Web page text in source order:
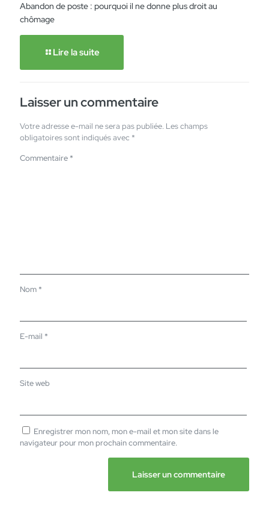
Abandon de poste : pourquoi il ne donne plus droit au
chômage
Lire la suite
Laisser un commentaire
Votre adresse e-mail ne sera pas publiée. Les champs
obligatoires sont indiqués avec *
Commentaire *
Nom *
E-mail *
Site web
Enregistrer mon nom, mon e-mail et mon site dans le
navigateur pour mon prochain commentaire.